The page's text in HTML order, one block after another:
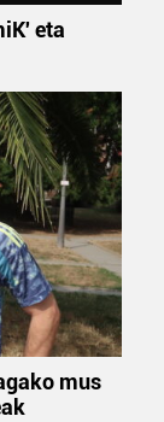
eta
mus